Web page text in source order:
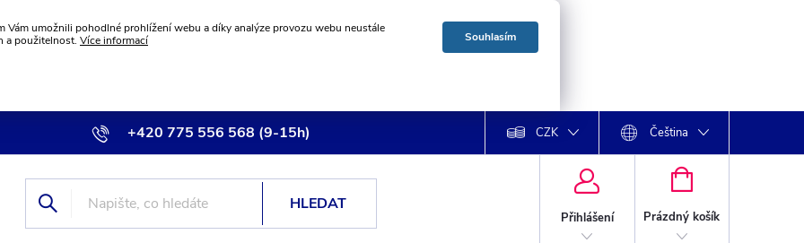
Vám umožnili pohodlné prohlížení webu a díky analýze provozu webu neustále
a použitelnost. Více informací Souhlasím
+420 775 556 568 (9-15h)
info@wiremax.eu
CZK Čeština
HLEDAT
Přihlášení
NÁKUPNÍ
Prázdný košík